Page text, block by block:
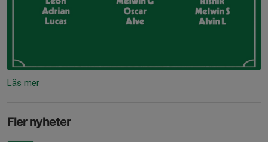
Läs mer
Fler nyheter